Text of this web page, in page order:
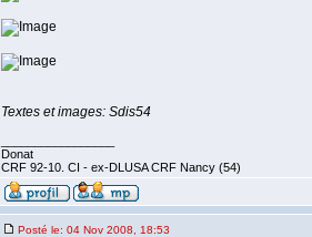
Textes et images: Sdis54
Donat
CRF 92-10. CI - ex-DLUSA CRF Nancy (54)
Posté le: 04 Nov 2008, 18:53